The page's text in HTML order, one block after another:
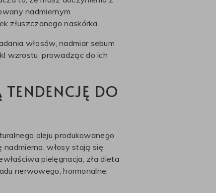
nadmiernym
złuszczonego naskórka.
włosów, nadmiar sebum
wzrostu, prowadząc do ich
DO
oleju produkowanego
nadmierna, włosy stają się
pielęgnacja, zła dieta
nerwowego, hormonalne,